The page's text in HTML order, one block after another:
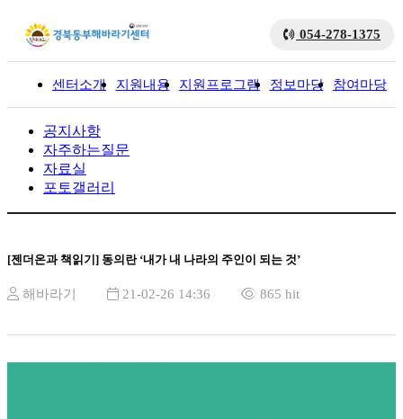
054-278-1375
센터소개 지원내용 지원프로그램 정보마당
참여마당
공지사항
자주하는질문
자료실
포토갤러리
[젠더온과 책읽기] 동의란 ‘내가 내 나라의 주인이 되는 것’
해바라기 21-02-26 14:36 865 hit